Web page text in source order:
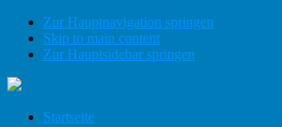
Zur Hauptnavigation springen
Skip to main content
Zur Hauptsidebar springen
Startseite